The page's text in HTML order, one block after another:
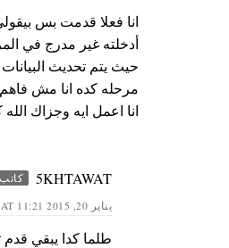
انا فعلا قدمت بس
أدخلته غير مدرج في
حيث يتم تحديث
مرحله كده انا مش
انا اعمل ايه وجزاك
5KHTAWAT كاتب
يناير 20, 2015 AT 11:21 م
طلما كدا يبقي